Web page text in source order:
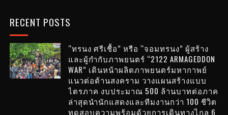
RECENT POSTS
“ทรนง ศรีเชื้อ” หรือ “จอมทรนง” ผู้สร้าง
และผู้กำกับภาพยนตร์ “2122 ARMAGEDDON
WAR” เดินหน้าผลิตภาพยนตร์มหากาพย์
แนวต่อต้านสงคราม วางแผนสร้างแบบ
ไตรภาค งบประมาณ 500 ล้านบาทต่อภาค
ล่าสุดนำนักแสดงและทีมงานกว่า 100 ชีวิต
ทดสอบความพร้อมด้วยการเดินทางไกล 6